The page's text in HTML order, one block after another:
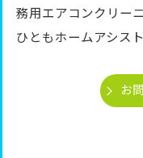
務用エアコンクリー
ひともホームアシス
お